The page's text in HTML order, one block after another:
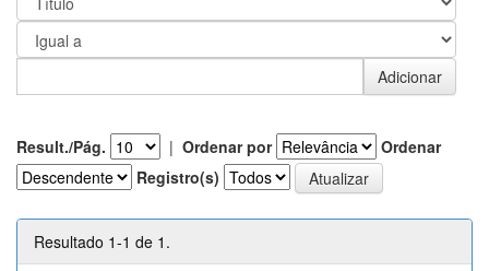
Result./Pág. | Ordenar por
Ordenar
Registro(s)
Resultado 1-1 de 1.